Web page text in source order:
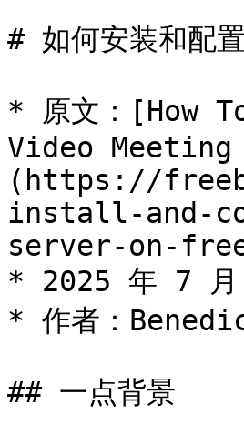
# 如何安装和配
* 原文：[How
Video
(https://
install-and-
server-on-
* 2025 年 7 月
* 作者：
## 一点背景